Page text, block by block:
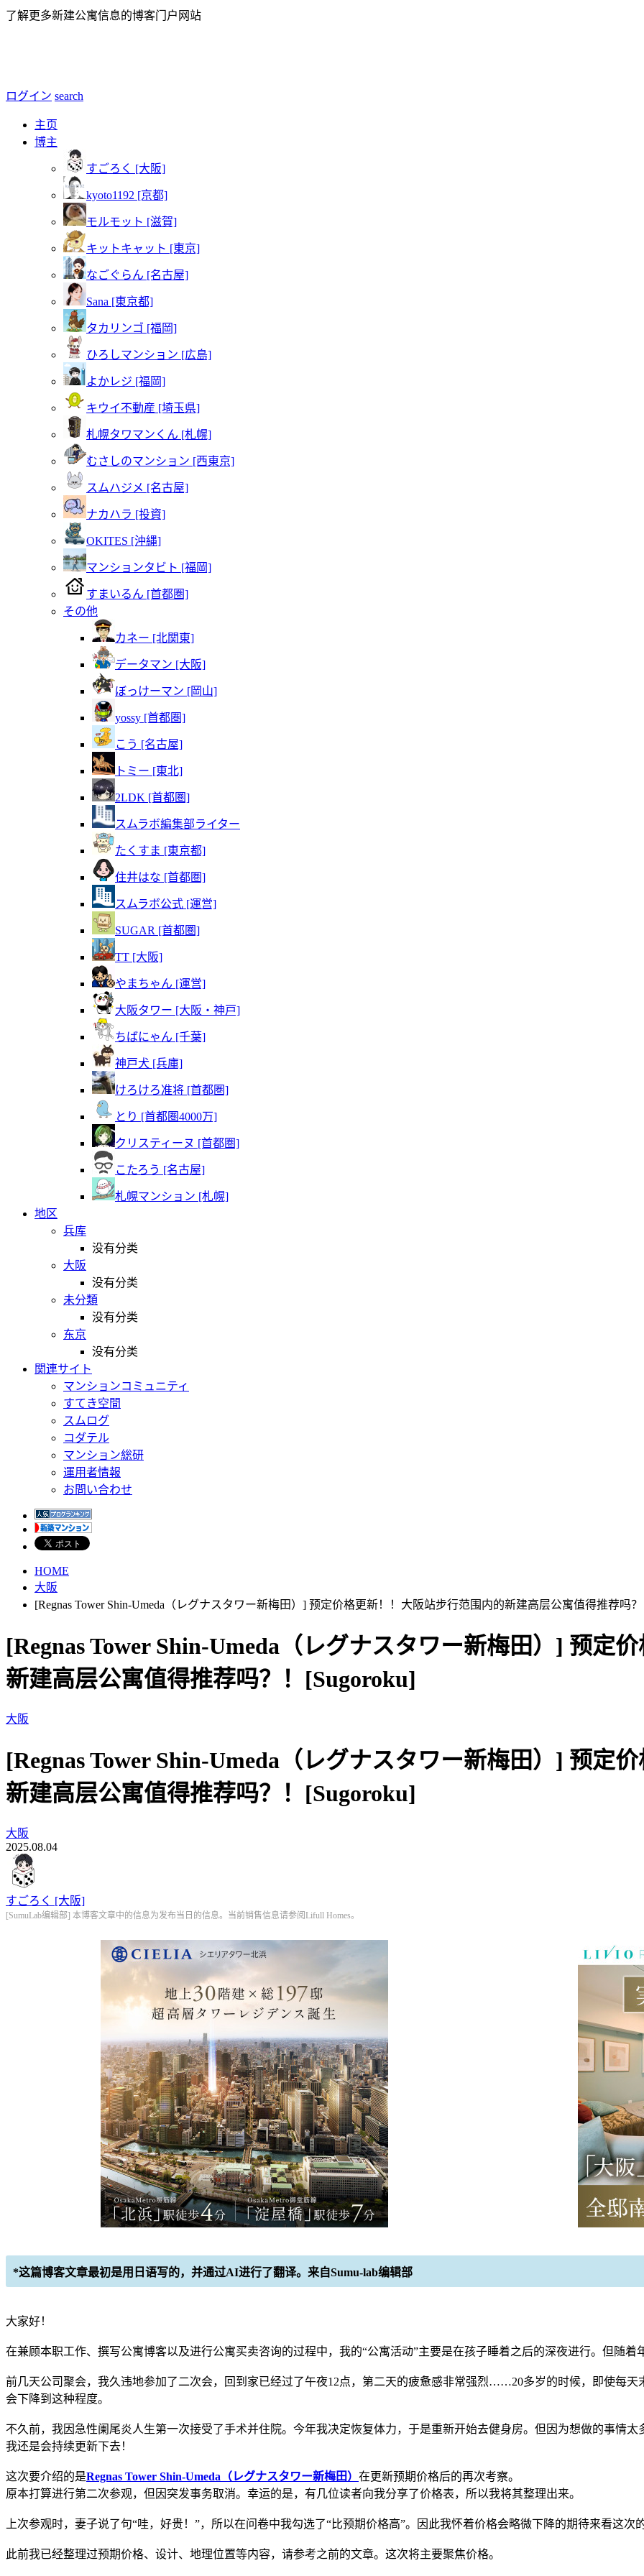
了解更多新建公寓信息的博客门户网站
ログイン search
主页
博主
すごろく [大阪]
kyoto1192 [京都]
モルモット [滋賀]
キットキャット [東京]
なごぐらん [名古屋]
Sana [東京都]
タカリンゴ [福岡]
ひろしマンション [広島]
よかレジ [福岡]
キウイ不動産 [埼玉県]
札幌タワマンくん [札幌]
むさしのマンション [西東京]
スムハジメ [名古屋]
ナカハラ [投資]
OKITES [沖縄]
マンションタビト [福岡]
すまいるん [首都圏]
その他
カネー [北関東]
データマン [大阪]
ぼっけーマン [岡山]
yossy [首都圏]
こう [名古屋]
トミー [東北]
2LDK [首都圏]
スムラボ編集部ライター
たくすま [東京都]
住井はな [首都圏]
スムラボ公式 [運営]
SUGAR [首都圏]
TT [大阪]
やまちゃん [運営]
大阪タワー [大阪・神戸]
ちばにゃん [千葉]
神戸犬 [兵庫]
けろけろ准将 [首都圏]
とり [首都圏4000万]
クリスティーヌ [首都圏]
こたろう [名古屋]
札幌マンション [札幌]
地区
兵库
没有分类
大阪
没有分类
未分類
没有分类
东京
没有分类
関連サイト
マンションコミュニティ
すてき空間
スムログ
コダテル
マンション総研
運用者情報
お問い合わせ
HOME
大阪
[Regnas Tower Shin-Umeda（レグナスタワー新梅田）] 预定价格更新！！大阪站步行范围内的新建高层公寓值得推荐吗？
[Regnas Tower Shin-Umeda（レグナスタワー新梅田）] 预定
新建高层公寓值得推荐吗？！[Sugoroku]
大阪
[Regnas Tower Shin-Umeda（レグナスタワー新梅田）] 预定
新建高层公寓值得推荐吗？！[Sugoroku]
大阪
2025.08.04
すごろく [大阪]
[SumuLab编辑部] 本博客文章中的信息为发布当日的信息。当前销售信息请参阅Lifull Homes。
*这篇博客文章最初是用日语写的，并通过AI进行了翻译。来自Sumu-lab编辑部
大家好！
在兼顾本职工作、撰写公寓博客以及进行公寓买卖咨询的过程中，我的“公寓活动”主要是在孩子睡着之后的深夜进行。但随着
前几天公司聚会，我久违地参加了二次会，回到家已经过了午夜12点，第二天的疲惫感非常强烈……20多岁的时候，即使每
会下降到这种程度。
不久前，我因急性阑尾炎人生第一次接受了手术并住院。今年我决定恢复体力，于是重新开始去健身房。但因为想做的事情
我还是会持续更新下去！
这次要介绍的是Regnas Tower Shin-Umeda（レグナスタワー新梅田） 在更新预期价格后的再次考察。
原本打算进行第二次参观，但因突发事务取消。幸运的是，有几位读者向我分享了价格表，所以我将其整理出来。
上次参观时，妻子说了句“哇，好贵！”，所以在问卷中我勾选了“比预期价格高”。因此我怀着价格会略微下降的期待来看这次
此前我已经整理过预期价格、设计、地理位置等内容，请参考之前的文章。这次将主要聚焦价格。